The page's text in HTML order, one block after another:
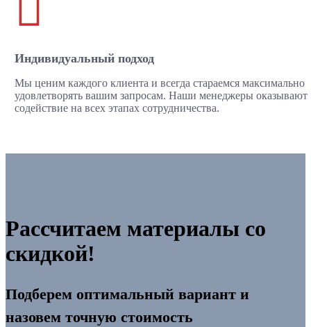
Индивидуальный подход
Мы ценим каждого клиента и всегда стараемся максимально
удовлетворять вашим запросам. Наши менеджеры оказывают
содействие на всех этапах сотрудничества.
Рассчитаем материалы со
скидкой!
Подберем оптимальный вариант и
назовем точную стоимость